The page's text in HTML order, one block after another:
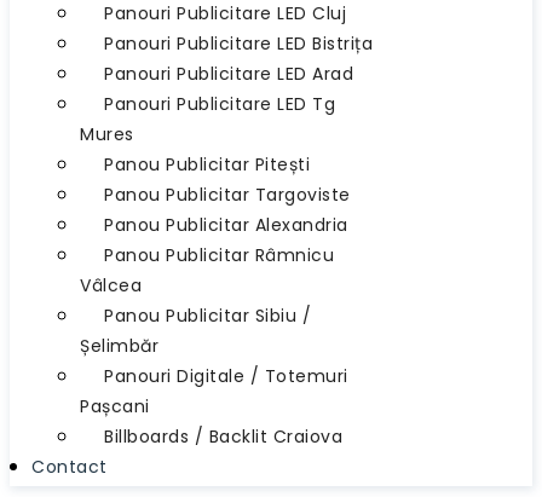
Panouri Publicitare LED Cluj
Panouri Publicitare LED Bistrița
Panouri Publicitare LED Arad
Panouri Publicitare LED Tg
Mures
Panou Publicitar Pitești
Panou Publicitar Targoviste
Panou Publicitar Alexandria
Panou Publicitar Râmnicu
Vâlcea
Panou Publicitar Sibiu /
Șelimbăr
Panouri Digitale / Totemuri
Pașcani
Billboards / Backlit Craiova
Contact